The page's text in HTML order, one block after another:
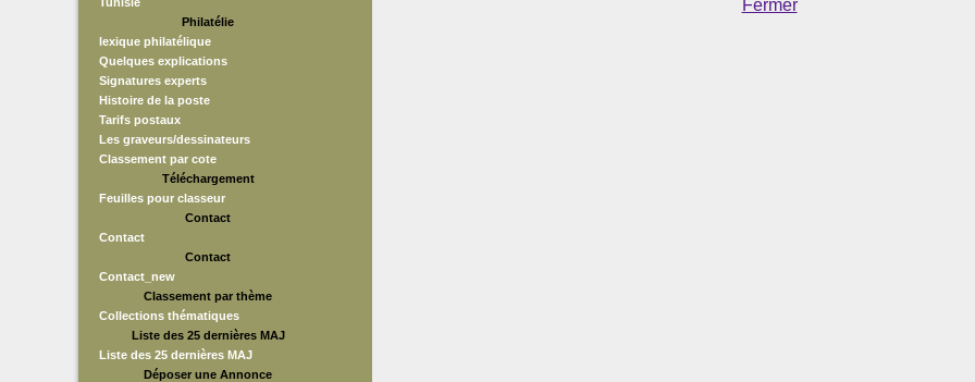
Philatélie
lexique philatélique
Quelques explications
Signatures experts
Histoire de la poste
Tarifs postaux
Les graveurs/dessinateurs
Classement par cote
Téléchargement
Feuilles pour classeur
Contact
Contact
Contact
Contact_new
Classement par thème
Collections thématiques
Liste des 25 dernières MAJ
Liste des 25 dernières MAJ
Déposer une Annonce
Fermer